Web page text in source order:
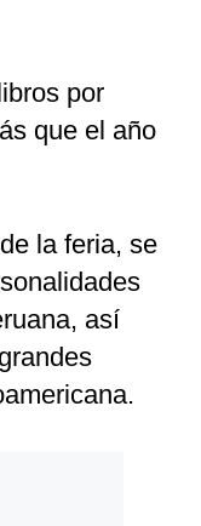
por
que el año
la feria, se
así